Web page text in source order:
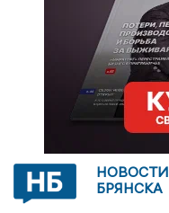
НОВОСТИ
БРЯНСКА